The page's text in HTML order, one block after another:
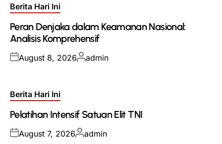
Posted
Berita Hari Ini
Peran Denjaka dalam Keamanan Nasional:
Analisis Komprehensif
Posted
August 8, 2026Posted
admin
Posted
Berita Hari Ini
Pelatihan Intensif Satuan Elit TNI
Posted
August 7, 2026Posted
admin